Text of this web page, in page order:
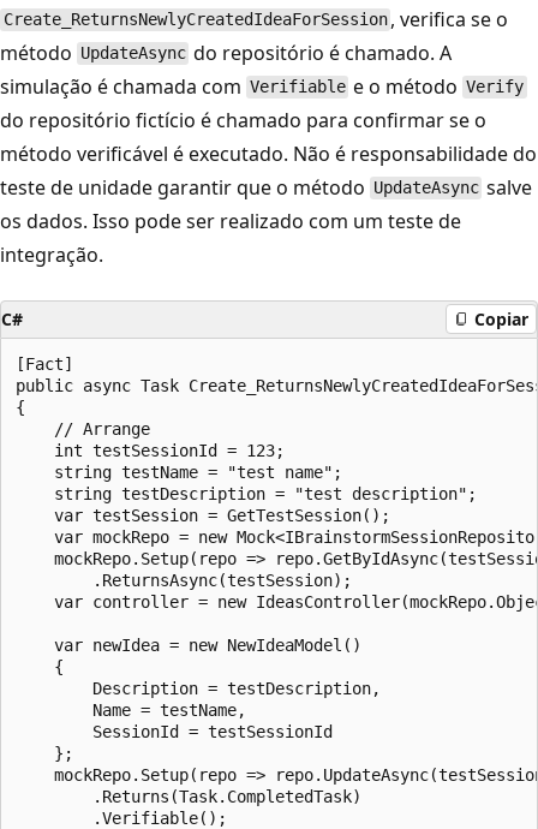
Create_ReturnsNewlyCreatedIdeaForSession , verifica se o
método UpdateAsync do repositório é chamado. A
simulação é chamada com Verifiable e o método Verify
do repositório fictício é chamado para confirmar se o
método verificável é executado. Não é responsabilidade do
teste de unidade garantir que o método UpdateAsync salve
os dados. Isso pode ser realizado com um teste de
integração.
C# Copiar
[Fact]
public async Task
{
    // Arrange
    int testSessionId = 123;
    string testName = "test name";
    string testDescription = "test description";
    var testSession = GetTestSession();
var mockRepo = new
mockRepo.Setup(repo =>
        .ReturnsAsync(testSession);
var controller = new
    var newIdea = new NewIdeaModel()
    {
        Description = testDescription,
        Name = testName,
        SessionId = testSessionId
    };
mockRepo.Setup(repo =>
        .Returns(Task.CompletedTask)
        .Verifiable();